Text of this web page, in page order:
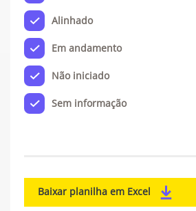
Alinhado
Em andamento
Não iniciado
Sem informação
Baixar planilha em Excel